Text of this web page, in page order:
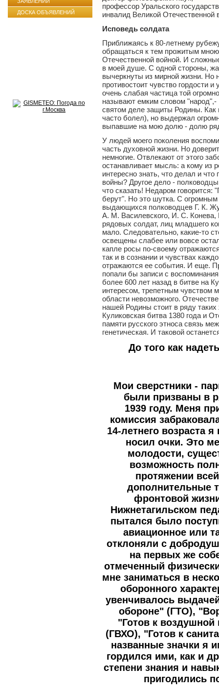
профессор Уральского
инвалид Великой Отечественной
Исповедь солдата
Приближаясь к 80-летнему
обращаться к тем прожитым
Отечественной войной. И
в моей душе. С одной стороны,
вычеркнуты из мирной жизни. Но
противостоит чувство гордости
очень слабая частица той
называют емким словом "народ",-
святом деле защиты Родины. Как
часто болел), но выдержал
выпавшие на мою долю - долю
У людей моего поколения
часть духовной жизни. Но
немногие. Отвлекают от этого
останавливает мысль: а кому из
интересно знать, что делал и
войны? Другое дело -
что сказать! Недаром
берут". Но это шутка. С
выдающихся полководцев Г. К.
А. М. Василевского, И. С.
рядовых солдат, лиц младшего
мало. Следовательно, какие-то
освещены слабее или вовсе
капле росы по-своему
так и в сознании и чувствах
отражаются ее события. И еще.
попали бы записи с
более 600 лет назад в битве на
интересом, трепетным чувством
области невозможного.
нашей Родины стоит в ряду
Куликовская битва 1380 года и
памяти русского этноса связь
генетическая. И таковой
До того как
Мои сверстники -
были призваны в
1939 году. Меня
комиссия
14-летнего возраста
носил очки. Это
молодости,
возможность
протяжении
дополнительные
фронтовой
Нижнетагильском
пытался было
авиационное или
отклоняли с
на первых же
отмеченный
мне заниматься в
оборонного
увенчивалось
обороне" (ГТО),
"Готов к воздушной
(ГВХО), "Готов к
названные значки я
гордился ими, как и
степени знания и
пригодились
ДОСКА ОБЪЯВЛЕНИЙ